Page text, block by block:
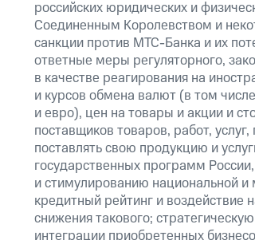
российских юридических и
Соединенным Королевством и
санкции против МТС-Банка и их
ответные меры регуляторного,
в качестве реагирования на
и курсов обмена валют (в том
и евро), цен на товары и акции и
поставщиков товаров, работ,
поставлять свою продукцию и
государственных программ
и стимулированию национальной
кредитный рейтинг и воздействие
снижения такового;
интеграции приобретенных